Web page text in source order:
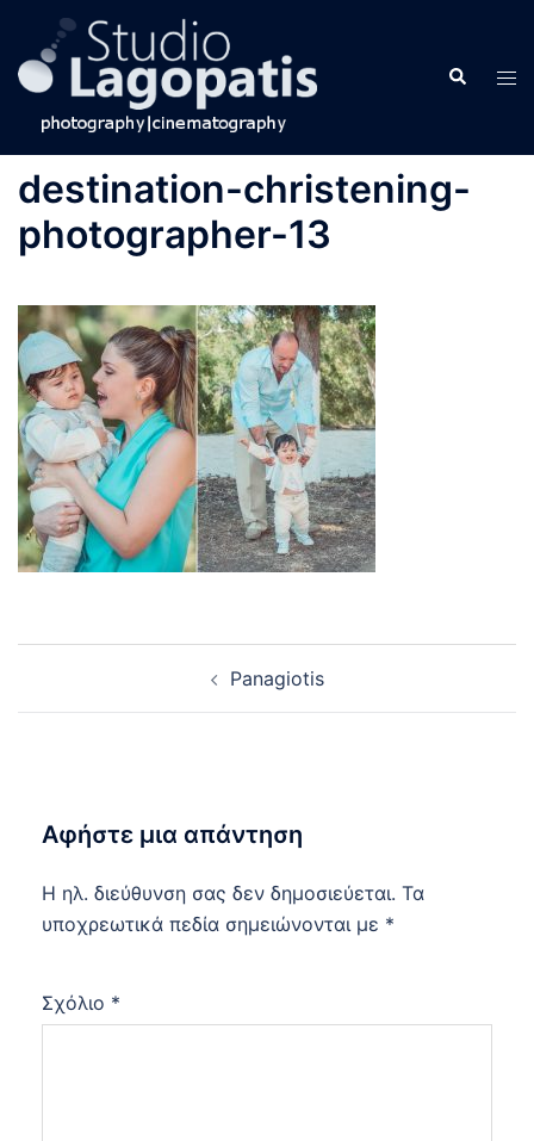
content
Search
destination-christening-
photographer-13
Panagiotis
Αφήστε μια απάντηση
Η ηλ. διεύθυνση σας δεν δημοσιεύεται. Τα
υποχρεωτικά πεδία σημειώνονται με *
Σχόλιο *